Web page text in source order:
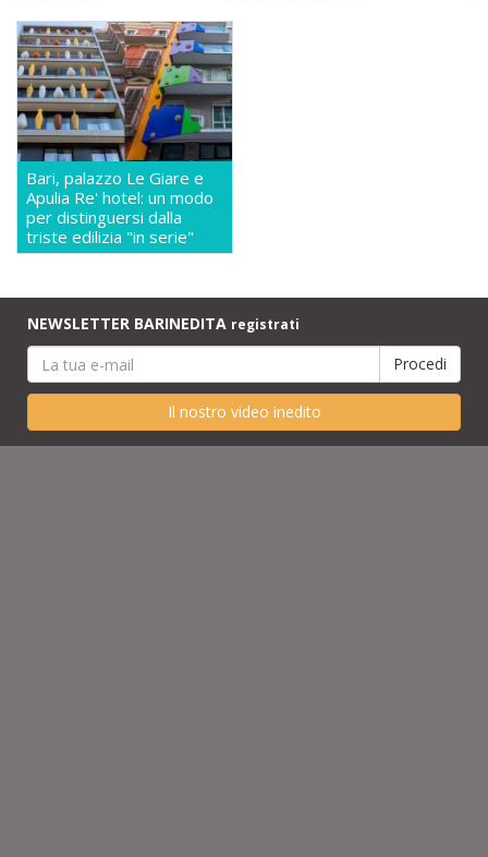
Bari, palazzo Le Giare e
Apulia Re' hotel: un modo
per distinguersi dalla
triste edilizia "in serie"
NEWSLETTER BARINEDITA registrati
Il nostro video inedito